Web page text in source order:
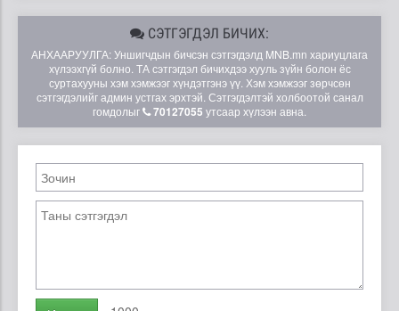
СЭТГЭГДЭЛ БИЧИХ:
АНХААРУУЛГА: Уншигчдын бичсэн сэтгэгдэлд MNB.mn хариуцлага
хүлээхгүй болно. ТА сэтгэгдэл бичихдээ хууль зүйн болон ёс
суртахууны хэм хэмжээг хүндэтгэнэ үү. Хэм хэмжээг зөрчсөн
сэтгэгдэлийг админ устгах эрхтэй. Сэтгэгдэлтэй холбоотой санал
гомдолыг
70127055 утсаар хүлээн авна.